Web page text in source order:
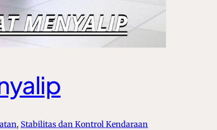
, Stabilitas dan Kontrol Kendaraan